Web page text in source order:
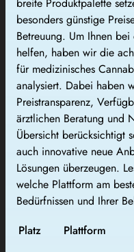
breite Produktpalette
besonders günstige
Betreuung. Um Ihnen
helfen, haben wir die
für medizinisches
analysiert. Dabei haben
Preistransparenz,
ärztlichen Beratung und
Übersicht berücksichtigt
auch innovative neue
Lösungen überzeugen.
welche Plattform am
Bedürfnissen und Ihrer
Platz
Plattform